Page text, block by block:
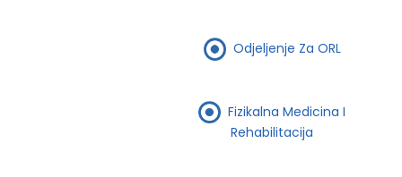
Odjeljenje Za ORL
Fizikalna Medicina I
Rehabilitacija